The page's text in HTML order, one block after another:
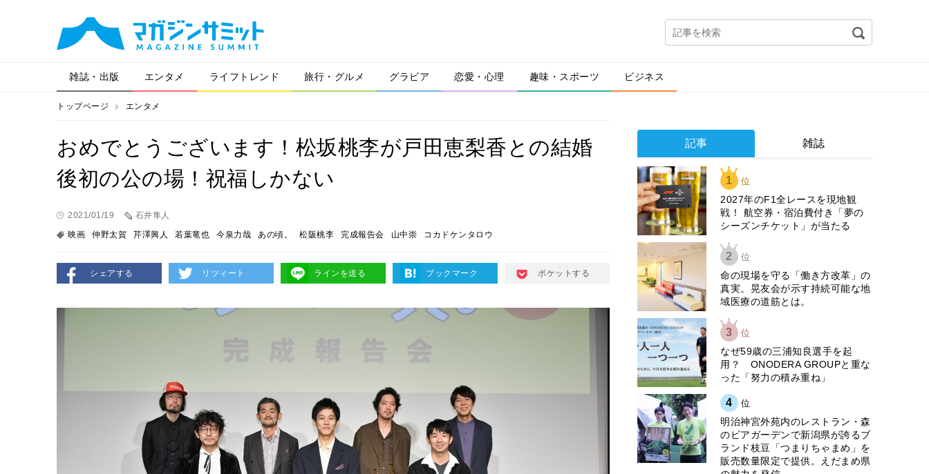
雑誌・出版 エンタメ ライフトレンド 旅行・グルメ グラビア 恋愛・心理 趣味・スポーツ ビジネス
トップページ エンタメ
おめでとうございます！松坂桃李が戸田恵梨香との結婚
後初の公の場！祝福しかない
2021/01/19
石井隼人
映画
仲野太賀 芹澤興人 若葉竜也 今泉力哉 あの頃。 松阪桃李 完成報告会 山中崇 コカドケンタロウ
シェアする リツィート ラインを送る ブックマーク ポケットする
記事 雑誌
1 位
2027年のF1全レースを現地観
戦！ 航空券・宿泊費付き「夢の
シーズンチケット」が当たる
2 位
​命の現場を守る「働き方改革」の
真実。晃友会が示す持続可能な地
域医療の道筋とは。
3 位
なぜ59歳の三浦知良選手を起
用？ ONODERA GROUPと重な
った「努力の積み重ね」
4 位
明治神宮外苑内のレストラン・森
のビアガーデンで新潟県が誇るブ
ランド枝豆「つまりちゃまめ」を
販売数量限定で提供。えだまめ県